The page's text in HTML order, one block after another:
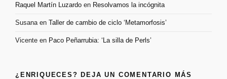
Raquel Martín Luzardo en Resolvamos la incógnita
Susanaen Taller de cambio de ciclo ‘Metamorfosis’
Vicente en Paco Peñarrubia: ‘La silla de Perls’
¿ENRIQUECES? DEJA UN COMENTARIO MÁS